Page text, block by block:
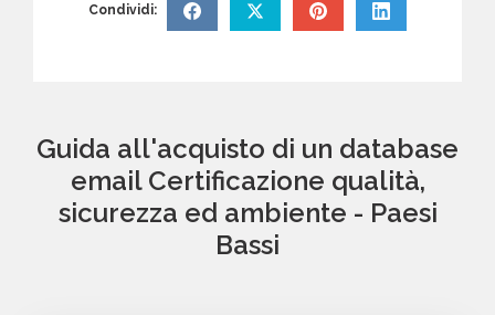
Condividi:
Guida all'acquisto di un database
email Certificazione qualità,
sicurezza ed ambiente - Paesi
Bassi